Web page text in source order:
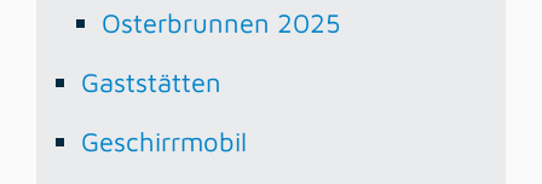
Osterbrunnen 2025
Gaststätten
Geschirrmobil